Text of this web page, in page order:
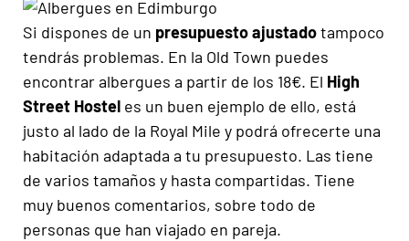
Si dispones de un presupuesto ajustadotampoco
tendrás problemas. En la Old Town puedes
encontrar albergues a partir de los 18€. El High
Street Hostel es un buen ejemplo de ello, está
justo al lado de la Royal Mile y podrá ofrecerte una
habitación adaptada a tu presupuesto. Las tiene
de varios tamaños y hasta compartidas. Tiene
muy buenos comentarios, sobre todo de
personas que han viajado en pareja.